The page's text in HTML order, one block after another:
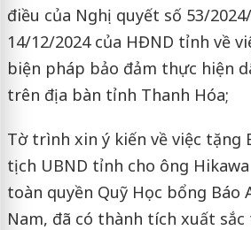
điều của Nghị quyết số 53/
14/12/2024 của HĐND tỉnh về
biện pháp bảo đảm thực hiện
trên địa bàn tỉnh Thanh Hóa;
Tờ trình xin ý kiến về việc tặng
tịch UBND tỉnh cho ông
toàn quyền Quỹ Học bổng Báo
Nam, đã có thành tích xuất